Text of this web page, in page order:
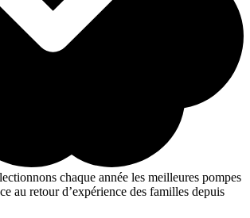
chaque année les meilleures pompes
au retour d’expérience des familles depuis